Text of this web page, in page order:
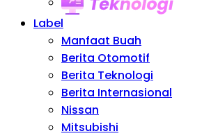
Label
Manfaat Buah
Berita Otomotif
Berita Teknologi
Berita Internasional
Nissan
Mitsubishi